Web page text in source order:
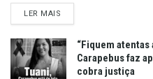
LER MAIS
“Fiquem
Carapebus faz
cobra justiça